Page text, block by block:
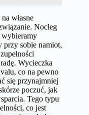
własne
Nocleg
wybieramy
przy sobie namiot,
Wycieczka
co na pewno
się przynajmniej
poczuć, jak
Tego typu
co jest